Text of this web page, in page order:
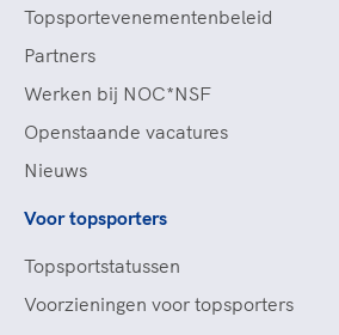
Topsportevenementenbeleid
Partners
Werken bij NOC*NSF
Openstaande vacatures
Nieuws
Voor topsporters
Topsportstatussen
Voorzieningen voor topsporters